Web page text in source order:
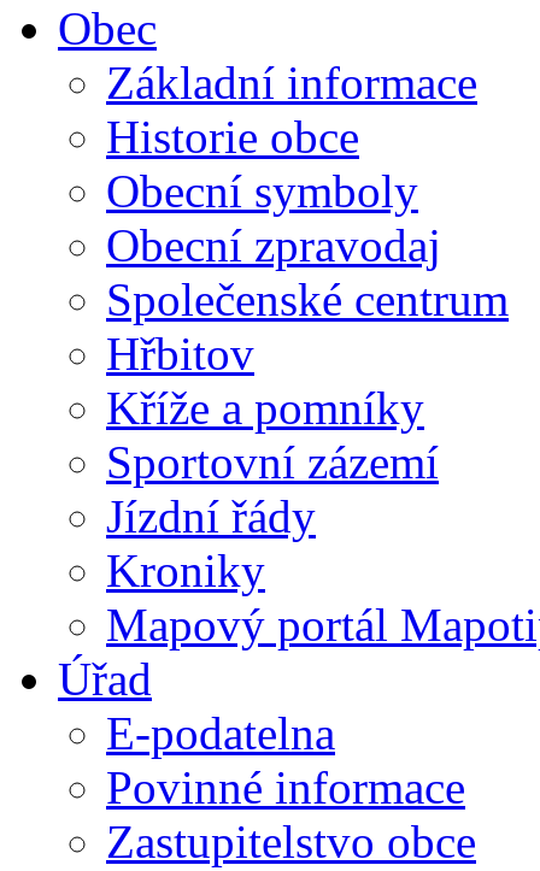
Obec
Základní informace
Historie obce
Obecní symboly
Obecní zpravodaj
Společenské centrum
Hřbitov
Kříže a pomníky
Sportovní zázemí
Jízdní řády
Kroniky
Mapový portál
Úřad
E-podatelna
Povinné informace
Zastupitelstvo obce